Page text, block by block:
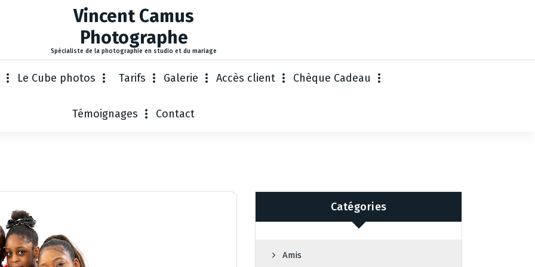
Vincent Camus
Photographe
Spécialiste de la photographie en studio et du mariage
Le Cube photos Tarifs Galerie Accès client Chèque Cadeau
Témoignages Contact
Catégories
Amis